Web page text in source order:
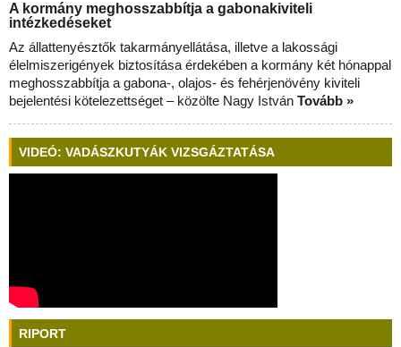
A kormány meghosszabbítja a gabonakiviteli
intézkedéseket
Az állattenyésztők takarmányellátása, illetve a lakossági
élelmiszerigények biztosítása érdekében a kormány két hónappal
meghosszabbítja a gabona-, olajos- és fehérjenövény kiviteli
bejelentési kötelezettséget – közölte Nagy István Tovább »
VIDEÓ: VADÁSZKUTYÁK VIZSGÁZTATÁSA
RIPORT